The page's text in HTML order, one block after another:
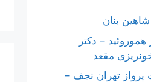
بنان
– دکتر
مقعد
تهران نجف –